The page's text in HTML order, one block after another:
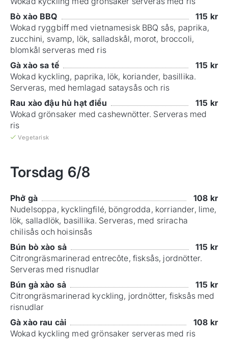
Bò xào BBQ
115 kr
Wokad ryggbiff med vietnamesisk BBQ sås, paprika,
zucchini, svamp, lök, salladskål, morot, broccoli,
blomkål serveras med ris
Gà xào sa tế
115 kr
Wokad kyckling, paprika, lök, koriander, basillika.
Serveras, med hemlagad sataysås och ris
Rau xào đậu hủ hạt điều
115 kr
Wokad grönsaker med cashewnötter. Serveras med
ris
Vegetarisk
Torsdag 6/8
Phở gà 108 kr
Nudelsoppa, kycklingfilé, böngrodda, korriander, lime,
lök, salladlök, basillika. Serveras, med sriracha
chilisås och hoisinsås
Bún bò xào sả
115 kr
Citrongräsmarinerad entrecôte, fisksås, jordnötter.
Serveras med risnudlar
Bún gà xào sả
115 kr
Citrongräsmarinerad kyckling, jordnötter, fisksås med
risnudlar
Gà xào rau cải
108 kr
Wokad kyckling med grönsaker serveras med ris